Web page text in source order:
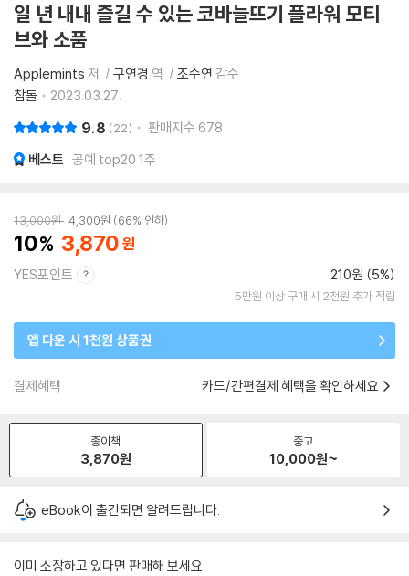
일 년 내내 즐길 수 있는 코바늘뜨기 플라워 모티
브와 소품
Applemints 저 구연경 역 조수연 감수
참돌
2023.03.27.
9.8 22 판매지수 678
베스트 공예 top20 1주
13,000원 4,300원 66% 인하
10 3,870
YES포인트 210원 (5%)
5만원 이상 구매 시 2천원 추가 적립
앱 다운 시 1천원 상품권
결제혜택 카드/간편결제 혜택을 확인하세요
종이책
3,870원
중고
10,000원~
eBook이 출간되면 알려드립니다.
이미 소장하고 있다면 판매해 보세요.